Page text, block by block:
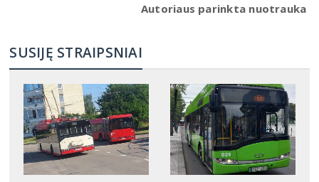
Autoriaus parinkta nuotrauka
SUSIJĘ STRAIPSNIAI